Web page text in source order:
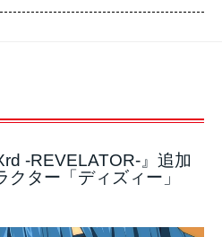
-REVELATOR-』追加
ター「ディズィー」